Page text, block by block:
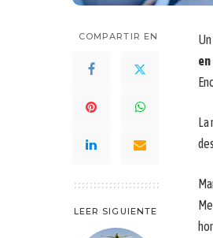
COMPARTIR EN
LEER SIGUIENTE
La